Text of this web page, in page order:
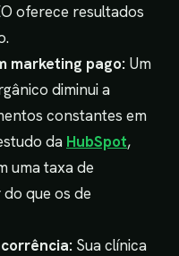
oferece resultados
marketing pago: Um
diminui a
constantes em
da HubSpot,
uma taxa de
que os de
Sua clínica